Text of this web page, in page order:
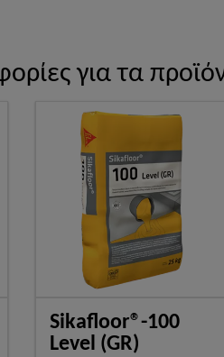
για τα
Sikafloor®-100
Level (GR)